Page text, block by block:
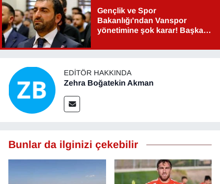
Gençlik ve Spor
Bakanlığı'ndan Vanspor
yönetimine şok karar! Başkan
EDITÖR HAKKINDA
Zehra Boğatekin Akman
Bunlar da ilginizi çekebilir